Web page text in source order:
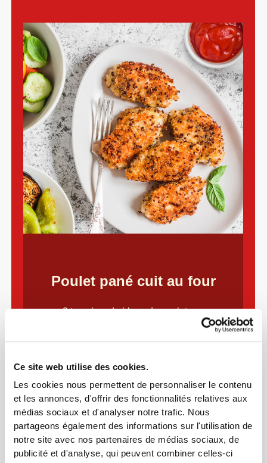
Ce site web utilise des cookies.
Les cookies nous permettent de personnaliser le contenu
et les annonces, d'offrir des fonctionnalités relatives aux
médias sociaux et d'analyser notre trafic. Nous
partageons également des informations sur l'utilisation de
notre site avec nos partenaires de médias sociaux, de
publicité et d'analyse, qui peuvent combiner celles-ci
Poulet pané cuit au four
2 tranches de blanc de poulet
Sel au goût
Poivre au goût
2 gousses d'ail
Graines de lin au goût
Dépose les tranches de poulet dans une
assiette et assaisonne-les avec le sel, le